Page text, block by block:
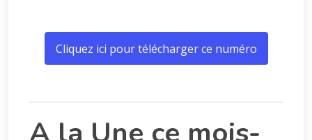
Cliquez ici pour télécharger ce numéro